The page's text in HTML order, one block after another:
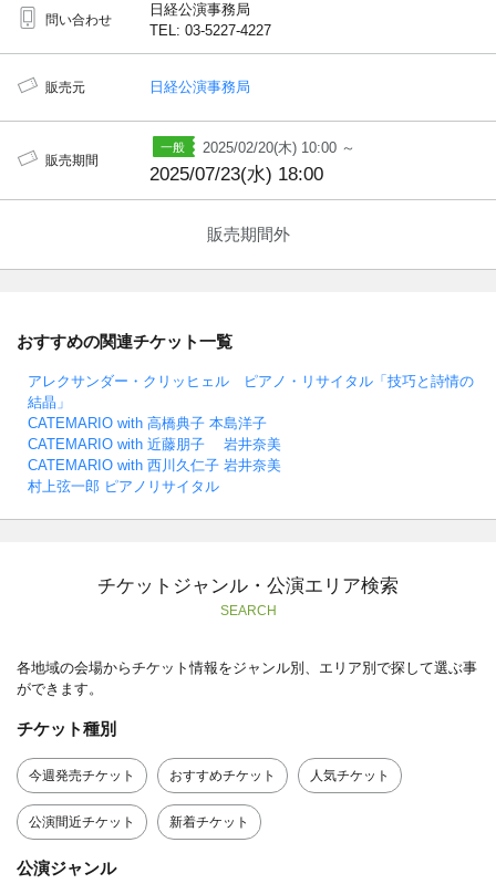
問い合わせ
日経公演事務局
TEL: 03-5227-4227
販売元 日経公演事務局
販売期間
2025/02/20(木) 10:00 ～
2025/07/23(水) 18:00
販売期間外
おすすめの関連チケット一覧
アレクサンダー・クリッヒェル ピアノ・リサイタル「技巧と詩情の
結晶」
CATEMARIO with 高橋典子 本島洋子
CATEMARIO with 近藤朋子 岩井奈美
CATEMARIO with 西川久仁子 岩井奈美
村上弦一郎 ピアノリサイタル
チケットジャンル・公演エリア検索
SEARCH
各地域の会場からチケット情報をジャンル別、エリア別で探して選ぶ事
ができます。
チケット種別
今週発売チケット おすすめチケット 人気チケット
公演間近チケット 新着チケット
公演ジャンル